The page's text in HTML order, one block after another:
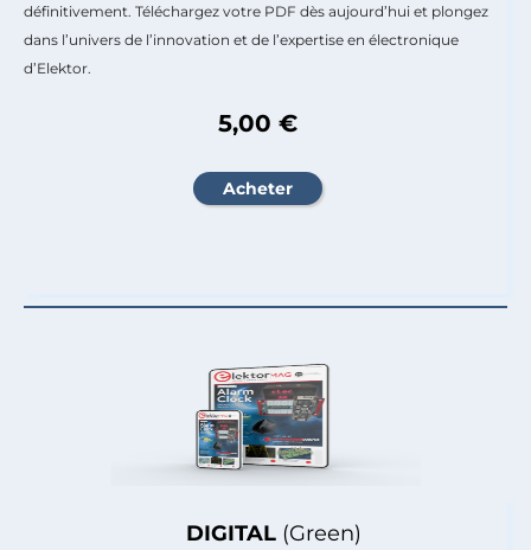
DIGITAL (Green)
définitivement. Téléchargez votre PDF dès aujourd’hui et plongez
dans l’univers de l’innovation et de l’expertise en électronique
d’Elektor.
5,00 €